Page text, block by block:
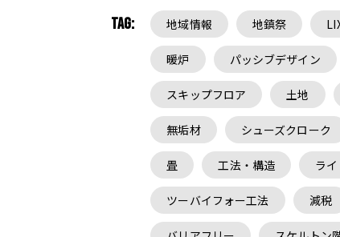
TAG: 地域情報 地鎮祭
暖炉 パッシブデザイン
スキップフロア 土地
無垢材 シューズクローク
畳 工法・構造 ライ
ツーバイフォー工法 減税